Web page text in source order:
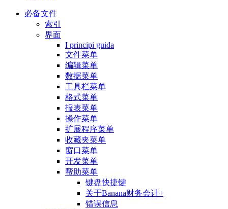
必备文件
索引
界面
I principi guida
文件菜单
编辑菜单
数据菜单
工具栏菜单
格式菜单
报表菜单
操作菜单
扩展程序菜单
收藏夹菜单
窗口菜单
开发菜单
帮助菜单
键盘快捷键
关于Banana财务会计+
错误信息